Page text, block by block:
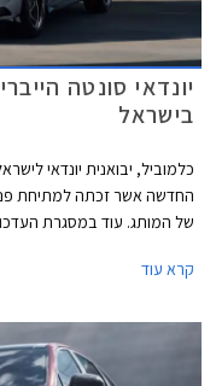
בישראל
החדשה אשר זכתה למתיחת
של המותג. עוד במסגרת העדכון
התייקר ביחס לדגם המוחלף ועומד על
קרא עוד